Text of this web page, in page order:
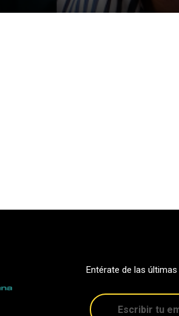
Entérate de las